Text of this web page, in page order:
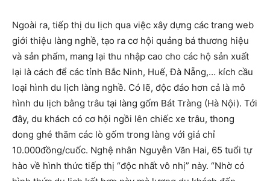
Ngoài ra, tiếp thị du lịch qua việc xây dựng các trang web
giới thiệu làng nghề, tạo ra cơ hội quảng bá thương hiệu
và sản phẩm, mang lại thu nhập cao cho các hộ sản xuất
lại là cách để các tỉnh Bắc Ninh, Huế, Đà Nẵng,… kích cầu
loại hình du lịch làng nghề. Có lẽ, độc đáo hơn cả là mô
hình du lịch bằng trâu tại làng gốm Bát Tràng (Hà Nội). Tới
đây, du khách có cơ hội ngồi lên chiếc xe trâu, thong
dong ghé thăm các lò gốm trong làng với giá chỉ
10.000đồng/cuốc. Nghệ nhân Nguyễn Văn Hai, 65 tuổi tự
hào về hình thức tiếp thị “độc nhất vô nhị” này. “Nhờ có